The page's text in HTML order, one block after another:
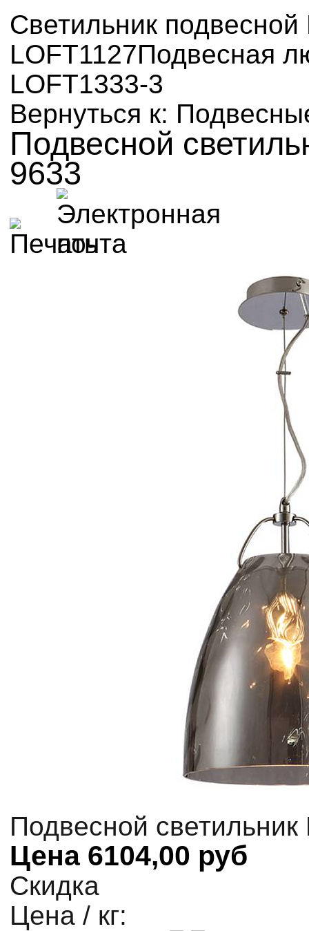
Светильник
LOFT1127Подвесная
LOFT1333-3
Вернуться к:
Подвесной
9633
Подвесной
Цена 6104,00 руб
Скидка
Цена / кг: